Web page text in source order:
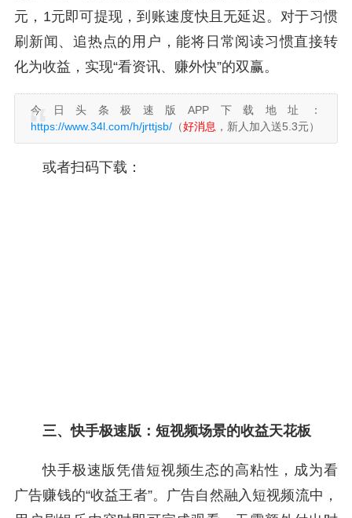
元，1元即可提现，到账速度快且无延迟。对于习惯
刷新闻、追热点的用户，能将日常阅读习惯直接转
化为收益，实现“看资讯、赚外快”的双赢。
今日头条极速版APP下载地址：
https://www.34l.com/h/jrttjsb/ （好消息 ，新人加入送5.3元）
或者扫码下载：
三、快手极速版：短视频场景的收益天花板
快手极速版凭借短视频生态的高粘性，成为看
广告赚钱的“收益王者”。广告自然融入短视频流中，